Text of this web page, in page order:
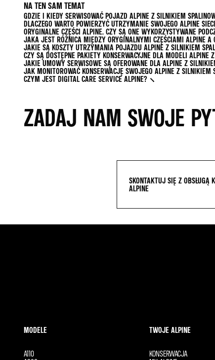
NA TEN SAM TEMAT
GDZIE I KIEDY SERWISOWAĆ POJAZD ALPINE Z SILNIKIEM
DLACZEGO WARTO POWIERZYĆ UTRZYMANIE SWOJEGO ALPINE
ORYGINALNE CZĘŚCI ALPINE. CZY SĄ ONE WYKORZYSTYWANE
JAKA JEST RÓŻNICA MIĘDZY ORYGINALNYMI CZĘŚCIAMI ALPINE A
JAKIE SĄ KOSZTY UTRZYMANIA POJAZDU ALPINE Z SILNIKIEM
CZY SĄ DOSTĘPNE PAKIETY KONSERWACYJNE DLA MODELI ALPINE
JAKIE UMOWY SERWISOWE SĄ OFEROWANE DLA ALPINE Z
JAK MONITOROWAĆ KONSERWACJĘ SWOJEGO ALPINE Z SILNIKIEM
CZYM JEST DIGITAL CARE SERVICE ALPINE?
ZADAJ NAM SWOJE
SKONTAKTUJ SIĘ Z OBSŁUGĄ
ALPINE
MODELE
A110
TWOJE ALPINE
KONSERWACJA